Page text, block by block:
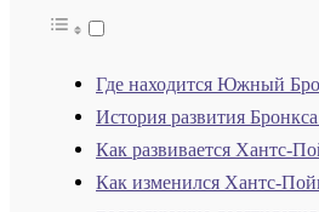
Где находится Южный
История развития
Как развивается Хантс-
Как изменился Хантс-